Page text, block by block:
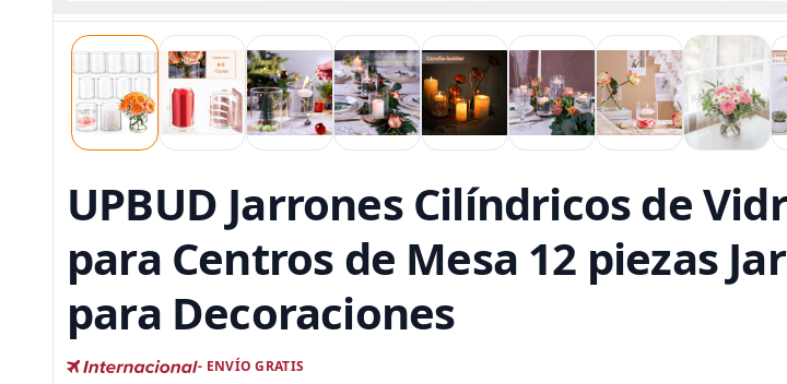
UPBUD Jarrones Cilíndricos de
para Centros de Mesa 12 piezas
para Decoraciones
- ENVÍO GRATIS